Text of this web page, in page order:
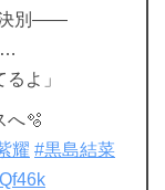
決別——
…
よ」
へ🫧
耀 #黒島結菜